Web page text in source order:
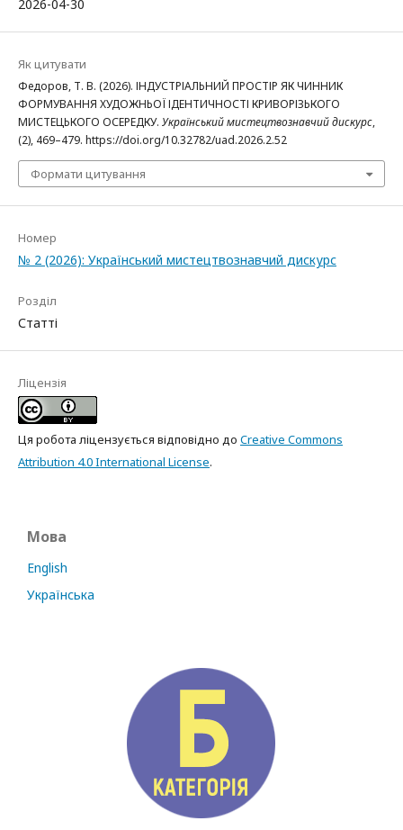
2026-04-30
Як цитувати
Федоров, Т. В. (2026). ІНДУСТРІАЛЬНИЙ ПРОСТІР ЯК ЧИННИК
ФОРМУВАННЯ ХУДОЖНЬОЇ ІДЕНТИЧНОСТІ КРИВОРІЗЬКОГО
МИСТЕЦЬКОГО ОСЕРЕДКУ. Український мистецтвознавчий дискурс,
(2), 469–479. https://doi.org/10.32782/uad.2026.2.52
Формати цитування
Номер
№ 2 (2026): Український мистецтвознавчий дискурс
Розділ
Статті
Ліцензія
Ця робота ліцензується відповідно до Creative Commons
Attribution 4.0 International License.
Мова
English
Українська